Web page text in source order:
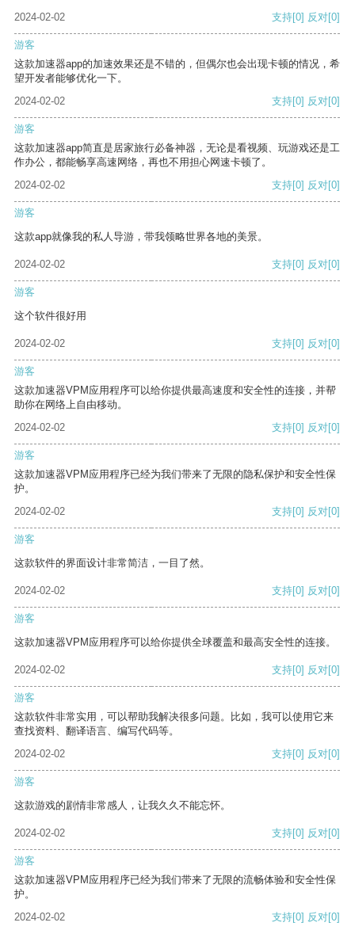
2024-02-02 支持[0] 反对[0]
游客
这款加速器app的加速效果还是不错的，但偶尔也会出现卡顿的情况，希
望开发者能够优化一下。
2024-02-02
支持[0] 反对[0]
游客
这款加速器app简直是居家旅行必备神器，无论是看视频、玩游戏还是工
作办公，都能畅享高速网络，再也不用担心网速卡顿了。
2024-02-02
支持[0] 反对[0]
游客
这款app就像我的私人导游，带我领略世界各地的美景。
2024-02-02 支持[0] 反对[0]
游客
这个软件很好用
2024-02-02 支持[0] 反对[0]
游客
这款加速器VPM应用程序可以给你提供最高速度和安全性的连接，并帮
助你在网络上自由移动。
2024-02-02
支持[0] 反对[0]
游客
这款加速器VPM应用程序已经为我们带来了无限的隐私保护和安全性保
护。
2024-02-02
支持[0] 反对[0]
游客
这款软件的界面设计非常简洁，一目了然。
2024-02-02 支持[0] 反对[0]
游客
这款加速器VPM应用程序可以给你提供全球覆盖和最高安全性的连接。
2024-02-02 支持[0] 反对[0]
游客
这款软件非常实用，可以帮助我解决很多问题。比如，我可以使用它来
查找资料、翻译语言、编写代码等。
2024-02-02
支持[0] 反对[0]
游客
这款游戏的剧情非常感人，让我久久不能忘怀。
2024-02-02 支持[0] 反对[0]
游客
这款加速器VPM应用程序已经为我们带来了无限的流畅体验和安全性保
护。
2024-02-02
支持[0] 反对[0]